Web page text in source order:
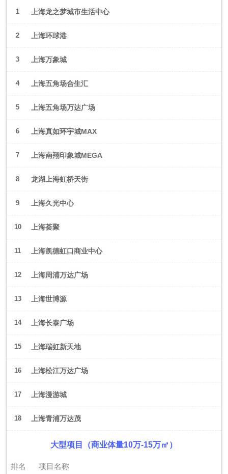
1 上海龙之梦城市生活中心
2 上海环球港
3 上海万象城
4 上海五角场合生汇
5 上海五角场万达广场
6 上海真如环宇城MAX
7 上海南翔印象城MEGA
8 龙湖上海虹桥天街
9 上海久光中心
10 上海荟聚
11 上海凯德虹口商业中心
12 上海周浦万达广场
13 上海世博源
14 上海长泰广场
15 上海瑞虹新天地
16 上海松江万达广场
17 上海漫游城
18 上海青浦万达茂
大型项目（商业体量10万-15万㎡）
排名 项目名称